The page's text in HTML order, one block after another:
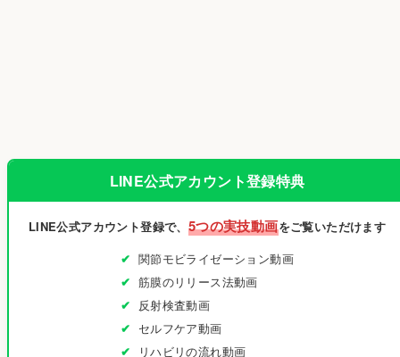
LINE公式アカウント登録特典
LINE公式アカウント登録で、 5つの実技動画をご覧いただけます
関節モビライゼーション動画
筋膜のリリース法動画
反射検査動画
セルフケア動画
リハビリの流れ動画